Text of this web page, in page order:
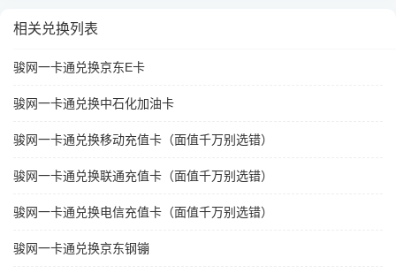
相关兑换列表
骏网一卡通兑换京东E卡
骏网一卡通兑换中石化加油卡
骏网一卡通兑换移动充值卡（面值千万别选错）
骏网一卡通兑换联通充值卡（面值千万别选错）
骏网一卡通兑换电信充值卡（面值千万别选错）
骏网一卡通兑换京东钢镚